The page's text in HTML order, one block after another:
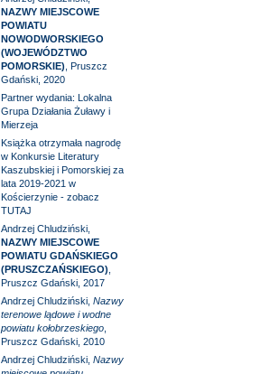
NAZWY MIEJSCOWE
POWIATU
NOWODWORSKIEGO
(WOJEWÓDZTWO
POMORSKIE) , Pruszcz
Gdański, 2020
Partner wydania: Lokalna
Grupa Działania Żuławy i
Mierzeja
Książka otrzymała nagrodę
w Konkursie Literatury
Kaszubskiej i Pomorskiej za
lata 2019-2021 w
Kościerzynie - zobacz
TUTAJ
Andrzej Chludziński,
NAZWY MIEJSCOWE
POWIATU GDAŃSKIEGO
(PRUSZCZAŃSKIEGO)
Pruszcz Gdański, 2017
Andrzej Chludziński, Nazwy
terenowe lądowe i wodne
powiatu kołobrzeskiego,
Pruszcz Gdański, 2010
Andrzej Chludziński, Nazwy